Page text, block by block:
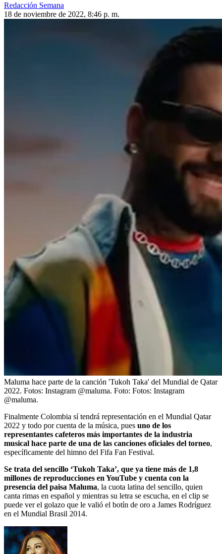
Redacción Semana
18 de noviembre de 2022, 8:46 p. m.
Maluma hace parte de la canción 'Tukoh Taka' del Mundial de Qatar
2022. Fotos: Instagram @maluma. Foto: Fotos: Instagram
@maluma.
Finalmente Colombia sí tendrá representación en el Mundial Qatar
2022 y todo por cuenta de la música, pues uno de los
representantes cafeteros más importantes de la industria
musical hace parte de una de las canciones oficiales del torneo,
específicamente del himno del Fifa Fan Festival.
Se trata del sencillo ‘Tukoh Taka’, que ya tiene más de 1,8
millones de reproducciones en YouTube y cuenta con la
presencia del paisa Maluma, la cuota latina del sencillo, quien
canta rimas en español y mientras su letra se escucha, en el clip se
puede ver el golazo que le valió el botín de oro a James Rodríguez
en el Mundial Brasil 2014.